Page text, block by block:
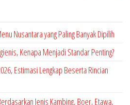
Nusantara yang Paling Banyak Dipilih
Kenapa Menjadi Standar Penting?
Estimasi Lengkap Beserta Rincian
Jenis Kambing, Boer, Etawa,